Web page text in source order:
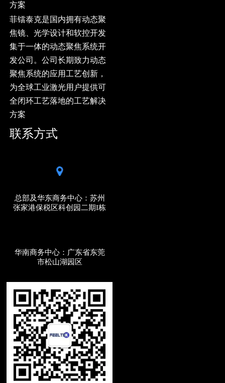
方案
菲镭泰克是国内拥有动态聚
焦镜、光学设计和软控开发
集于一体的动态聚焦系统开
发公司。公司长期致力动态
聚焦系统的应用工艺创新，
为全球工业激光用户提供可
全闭环工艺落地的工艺解决
方案
联系方式
总部及华东商务中心：苏州
张家港保税区科创园二期I栋
华南商务中心：广东省东莞
市松山湖园区